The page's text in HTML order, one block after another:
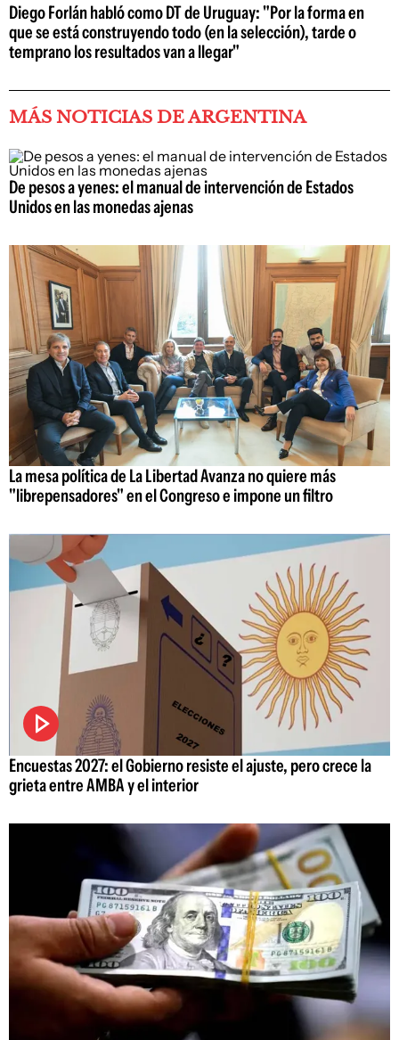
Diego Forlán habló como DT de Uruguay: "Por la forma en
que se está construyendo todo (en la selección), tarde o
temprano los resultados van a llegar"
MÁS NOTICIAS DE ARGENTINA
De pesos a yenes: el manual de intervención de Estados
Unidos en las monedas ajenas
La mesa política de La Libertad Avanza no quiere más
"librepensadores" en el Congreso e impone un filtro
Encuestas 2027: el Gobierno resiste el ajuste, pero crece la
grieta entre AMBA y el interior